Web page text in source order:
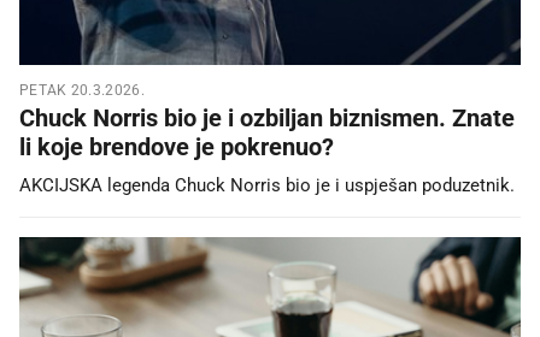
PETAK 20.3.2026.
Chuck Norris bio je i ozbiljan biznismen. Znate
li koje brendove je pokrenuo?
AKCIJSKA legenda Chuck Norris bio je i uspješan poduzetnik.